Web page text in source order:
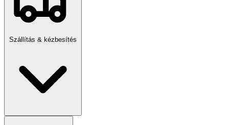
Szállítás & kézbesítés